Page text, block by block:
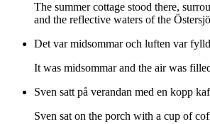
The summer cottage stood there,
and the reflective waters of the
Det var midsommar och luften var
It was midsommar and the air was
Sven satt på verandan med en kopp
Sven sat on the porch with a cup of